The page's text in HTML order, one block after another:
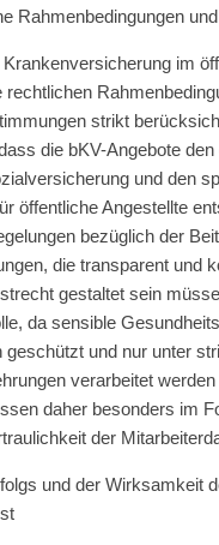
Rahmenbedingungen
im
rechtlichen
strikt
die bKV-Angebote
und den
öffentliche Angestellte
bezüglich der
die transparent und
gestaltet sein
da sensible
geschützt und nur unter
verarbeitet
daher besonders im
der
und der Wirksamkeit